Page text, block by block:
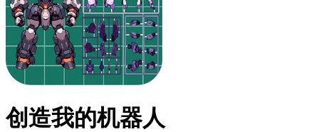
创造我的机器人